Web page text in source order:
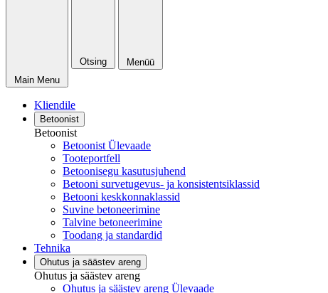
Main Menu
Otsing Menüü
Kliendile
Betoonist
Betoonist
Betoonist Ülevaade
Tooteportfell
Betoonisegu kasutusjuhend
Betooni survetugevus- ja konsistentsiklassid
Betooni keskkonnaklassid
Suvine betoneerimine
Talvine betoneerimine
Toodang ja standardid
Tehnika
Ohutus ja säästev areng
Ohutus ja säästev areng
Ohutus ja säästev areng Ülevaade